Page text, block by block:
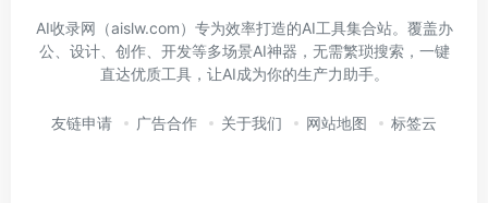
AI收录网（aislw.com）专为效率打造的AI工具集合站。覆盖办
公、设计、创作、开发等多场景AI神器，无需繁琐搜索，一键
直达优质工具，让AI成为你的生产力助手。
友链申请 广告合作 关于我们 网站地图 标签云